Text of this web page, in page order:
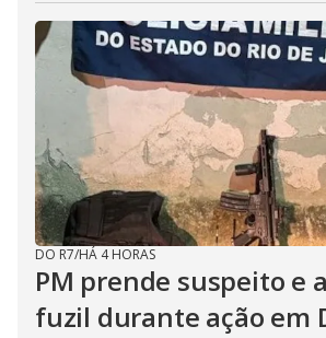
DO R7/HÁ 4 HORAS
PM prende suspeito e
fuzil durante ação em